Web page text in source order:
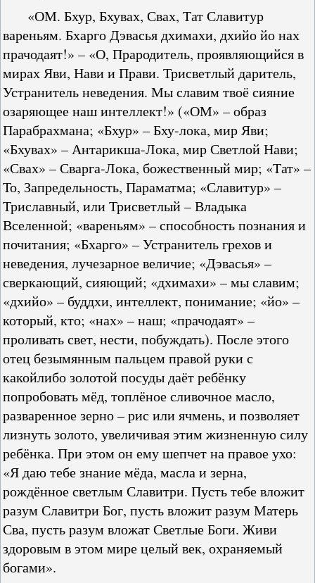
«ОМ. Бхур, Бхувах, Свах, Тат Славитур
вареньям. Бхарго Дэвасья дхимахи, дхийо йо нах
прачодаят!» – «О, Прародитель, проявляющийся в
мирах Яви, Нави и Прави. Трисветлый даритель,
Устранитель неведения. Мы славим твоё сияние
озаряющее наш интеллект!» («ОМ» – образ
Парабрахмана; «Бхур» – Бху-лока, мир Яви;
«Бхувах» – Антарикша-Лока, мир Светлой Нави;
«Свах» – Сварга-Лока, божественный мир; «Тат» –
То, Запредельность, Параматма; «Славитур» –
Триславный, или Трисветлый – Владыка
Вселенной; «вареньям» – способность познания и
почитания; «Бхарго» – Устранитель грехов и
неведения, лучезарное величие; «Дэвасья» –
сверкающий, сияющий; «дхимахи» – мы славим;
«дхийо» – буддхи, интеллект, понимание; «йо» –
который, кто; «нах» – наш; «прачодаят» –
проливать свет, нести, побуждать). После этого
отец безымянным пальцем правой руки с
какойлибо золотой посуды даёт ребёнку
попробовать мёд, топлёное сливочное масло,
разваренное зерно – рис или ячмень, и позволяет
лизнуть золото, увеличивая этим жизненную силу
ребёнка. При этом он ему шепчет на правое ухо:
«Я даю тебе знание мёда, масла и зерна,
рождённое светлым Славитри. Пусть тебе вложит
разум Славитри Бог, пусть вложит разум Матерь
Сва, пусть разум вложат Светлые Боги. Живи
здоровым в этом мире целый век, охраняемый
богами».